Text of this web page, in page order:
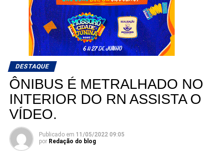
DESTAQUE
ÔNIBUS É METRALHADO NO
INTERIOR DO RN ASSISTA O
VÍDEO.
Publicado em 11/05/2022 09:05
por Redação do blog